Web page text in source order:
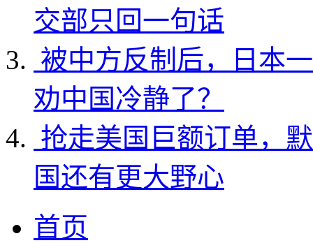
交部只回一句话
被中方反制后，日本
劝中国冷静了？
抢走美国巨额订单，
国还有更大野心
首页